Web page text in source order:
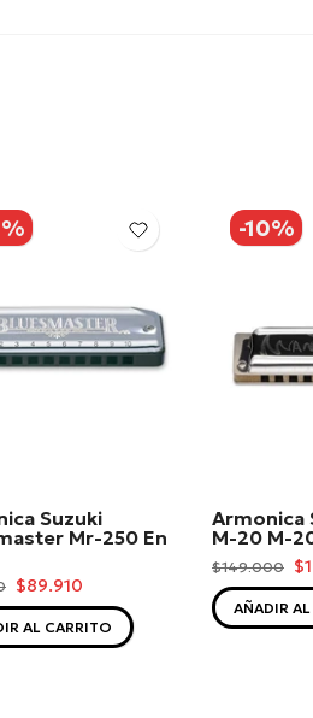
Suzuki
Mr-250 En
$89.910
AL CARRITO
-10%
Armonica
M-20 M-
$149.000
AÑADIR